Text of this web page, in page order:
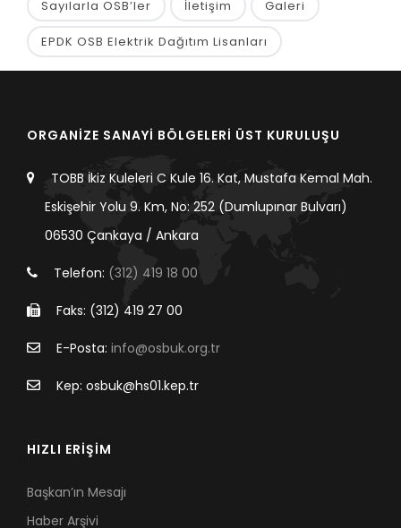
Sayılarla OSB’ler İletişim Galeri
EPDK OSB Elektrik Dağıtım Lisanları
ORGANİZE SANAYİ BÖLGELERİ ÜST KURULUŞU
TOBB İkiz Kuleleri C Kule 16. Kat, Mustafa Kemal Mah.
Eskişehir Yolu 9. Km, No: 252 (Dumlupınar Bulvarı)
06530 Çankaya / Ankara
Telefon: (312) 419 18 00
Faks: (312) 419 27 00
E-Posta: info@osbuk.org.tr
Kep: osbuk@hs01.kep.tr
HIZLI ERİŞİM
Başkan’ın Mesajı
Haber Arşivi